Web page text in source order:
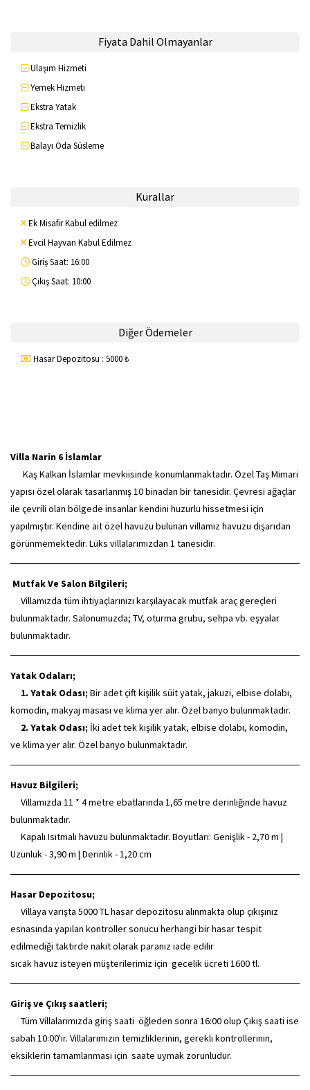
Fiyata Dahil Olmayanlar
Ulaşım Hizmeti
Yemek Hizmeti
Ekstra Yatak
Ekstra Temizlik
Balayı Oda Süsleme
Kurallar
Ek Misafir Kabul edilmez
Evcil Hayvan Kabul Edilmez
Giriş Saat: 16:00
Çıkış Saat: 10:00
Diğer Ödemeler
Hasar Depozitosu : 5000 ₺
Villa Narin 6 İslamlar
Kaş Kalkan İslamlar mevkiisinde konumlanmaktadır. Özel Taş Mimari
yapısı özel olarak tasarlanmış 10 binadan bir tanesidir. Çevresi ağaçlar
ile çevrili olan bölgede insanlar kendini huzurlu hissetmesi için
yapılmıştır. Kendine ait özel havuzu bulunan villamız havuzu dışarıdan
görünmemektedir. Lüks villalarımızdan 1 tanesidir.
Mutfak Ve Salon Bilgileri;
Villamızda tüm ihtiyaçlarınızı karşılayacak mutfak araç gereçleri
bulunmaktadır. Salonumuzda; TV, oturma grubu, sehpa vb. eşyalar
bulunmaktadır.
Yatak Odaları;
1. Yatak Odası; Bir adet çift kişilik süit yatak, jakuzi, elbise dolabı,
komodin, makyaj masası ve klima yer alır. Özel banyo bulunmaktadır.
2. Yatak Odası; İki adet tek kişilik yatak, elbise dolabı, komodin,
ve klima yer alır. Özel banyo bulunmaktadır.
Havuz Bilgileri;
Villamızda 11 * 4 metre ebatlarında 1,65 metre derinliğinde havuz
bulunmaktadır.
Kapalı Isıtmalı havuzu bulunmaktadır. Boyutları: Genişlik - 2,70 m |
Uzunluk - 3,90 m | Derinlik - 1,20 cm
Hasar Depozitosu;
Villaya varışta 5000 TL hasar depozitosu alınmakta olup çıkışınız
esnasında yapılan kontroller sonucu herhangi bir hasar tespit
edilmediği taktirde nakit olarak paranız iade edilir
sıcak havuz isteyen müşterilerimiz için gecelik ücreti 1600 tl.
Giriş ve Çıkış saatleri;
Tüm Villalarımızda giriş saati öğleden sonra 16:00 olup Çıkış saati ise
sabah 10:00'ır. Villalarımızın temizliklerinin, gerekli kontrollerinin,
eksiklerin tamamlanması için saate uymak zorunludur.